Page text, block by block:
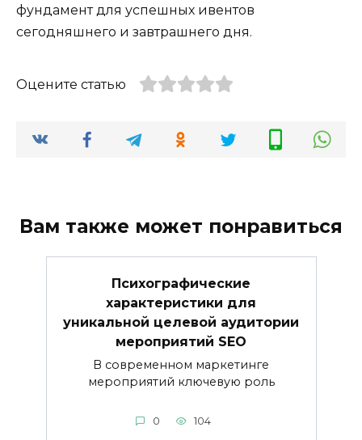
фундамент для успешных ивентов
сегодняшнего и завтрашнего дня.
Оцените статью
Вам также может понравиться
Психографические
характеристики для
уникальной целевой аудитории
мероприятий SEO
В современном маркетинге
мероприятий ключевую роль
0 104